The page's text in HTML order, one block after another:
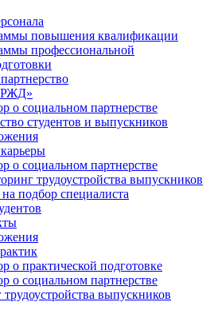
повышения квалификации
профессиональной
о социальном партнерстве
студентов и выпускников
о социальном партнерстве
трудоустройства выпускников
на подбор специалиста
о практической подготовке
о социальном партнерстве
выпускников